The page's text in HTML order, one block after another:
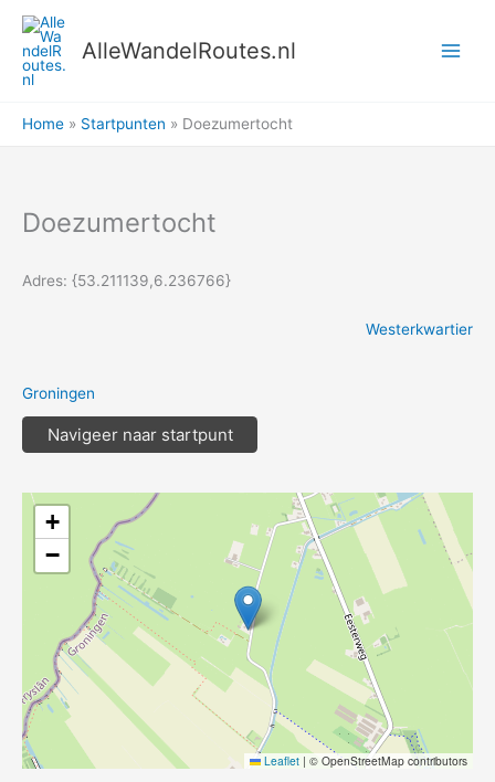
naar
inhoud
AlleWandelRoutes.nl
Home Startpunten Doezumertocht
Doezumertocht
Adres: {53.211139,6.236766}
Westerkwartier
Groningen
Navigeer naar startpunt
+
−
Leaflet | © OpenStreetMap contributors